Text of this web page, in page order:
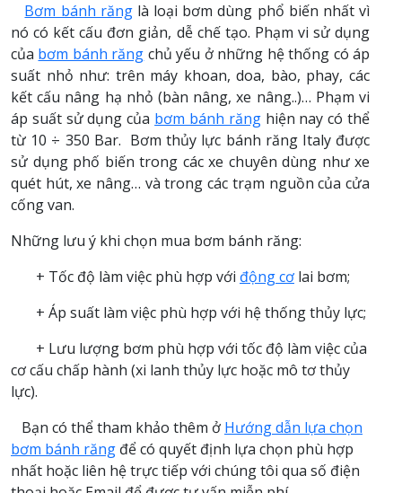
Bơm bánh rănglà loại bơm dùng phổ biến nhất vì
nó có kết cấu đơn giản, dễ chế tạo. Phạm vi sử dụng
của bơm bánh răng chủ yếu ở những hệ thống có áp
suất nhỏ như: trên máy khoan, doa, bào, phay, các
kết cấu nâng hạ nhỏ (bàn nâng, xe nâng..)… Phạm vi
áp suất sử dụng của bơm bánh rănghiện nay có thể
từ 10 ÷ 350 Bar. Bơm thủy lực bánh răng Italy được
sử dụng phố biến trong các xe chuyên dùng như xe
quét hút, xe nâng… và trong các trạm nguồn của cửa
cống van.
Những lưu ý khi chọn mua bơm bánh răng:
+ Tốc độ làm việc phù hợp với động cơ lai bơm;
+ Áp suất làm việc phù hợp với hệ thống thủy lực;
+ Lưu lượng bơm phù hợp với tốc độ làm việc của
cơ cấu chấp hành (xi lanh thủy lực hoặc mô tơ thủy
lực).
Bạn có thể tham khảo thêm ở Hướng dẫn lựa chọn
bơm bánh răng để có quyết định lựa chọn phù hợp
nhất hoặc liên hệ trực tiếp với chúng tôi qua số điện